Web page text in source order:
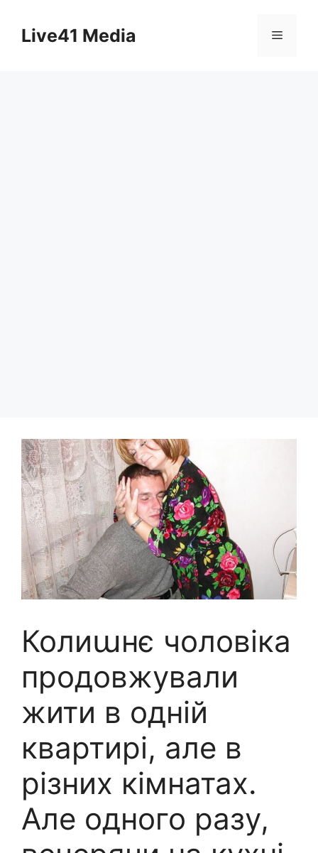
contentLive41 Media Menu
Колиաнє чоловіка
продовжували
жити в одній
квартирі, але в
різних кімнатах.
Але одного разу,